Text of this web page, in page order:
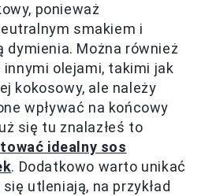
ponieważ
smakiem i
Można również
olejami, takimi jak
kokosowy, ale należy
wpływać na końcowy
się tu znalazłeś to
idealny sos
. Dodatkowo warto unikać
utleniają, na przykład